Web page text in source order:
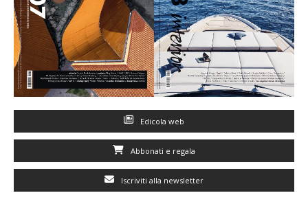
Edicola web
Abbonati e regala
Iscriviti alla newsletter